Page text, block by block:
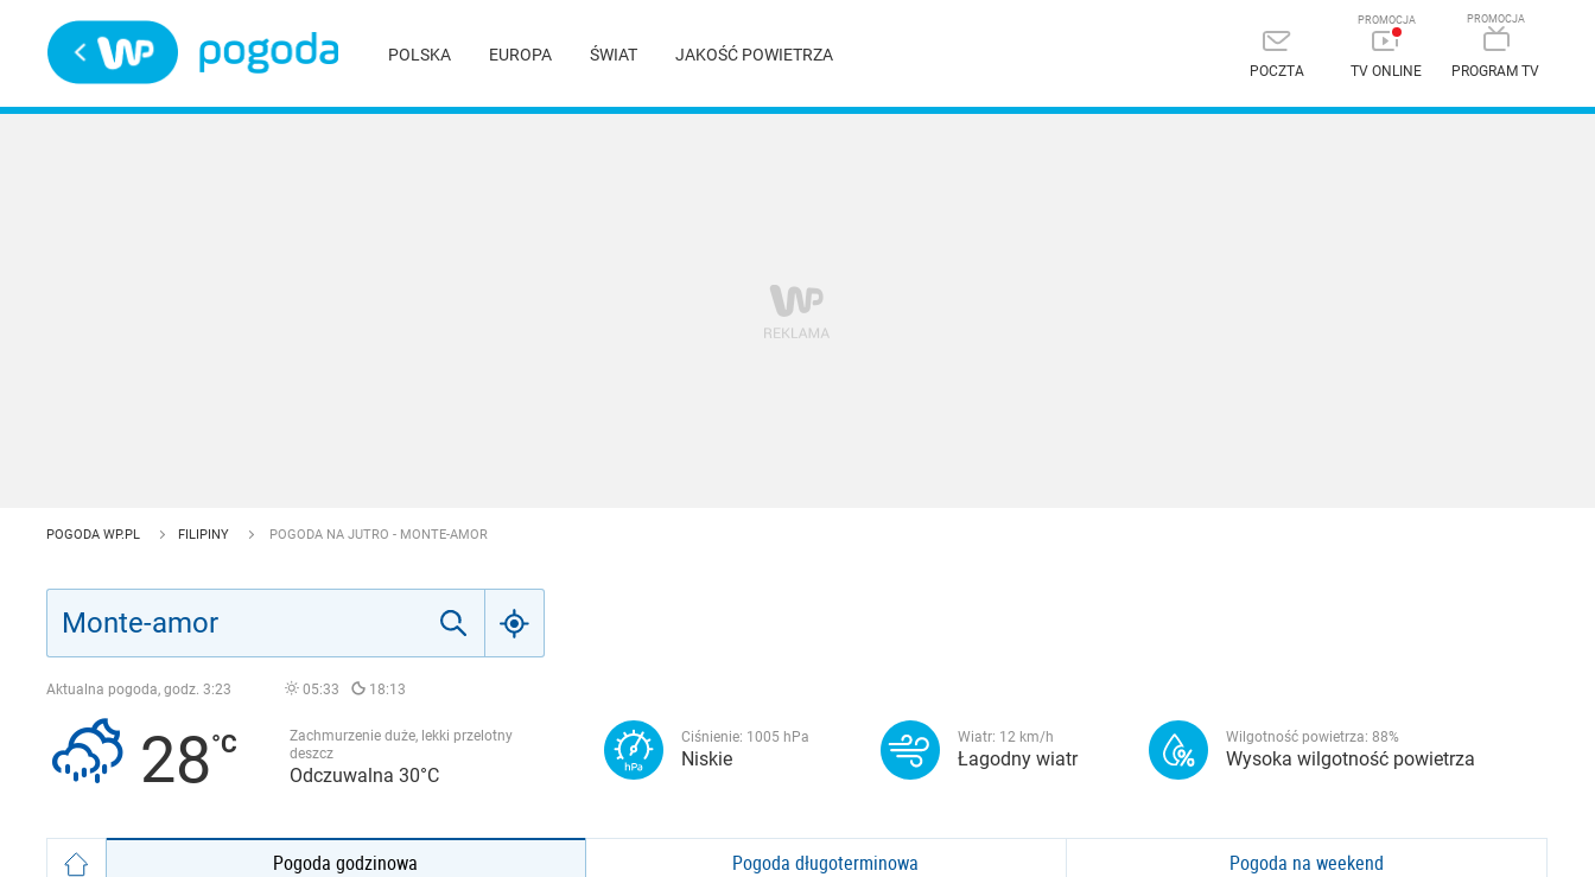
POLSKA EUROPA ŚWIAT JAKOŚĆ POWIETRZA
POCZTA TV ONLINE PROGRAM TV
POGODA WP.PL FILIPINY POGODA NA JUTRO - MONTE-AMOR
Aktualna pogoda, godz. 3:23 05:33 18:13
28
Zachmurzenie duże, lekki przelotny
deszcz
Odczuwalna 30°C
Ciśnienie: 1005 hPa
Niskie
Wiatr: 12 km/h
Łagodny wiatr
Wilgotność powietrza: 88%
Wysoka wilgotność powietrza
Pogoda godzinowa Pogoda długoterminowa Pogoda na weekend